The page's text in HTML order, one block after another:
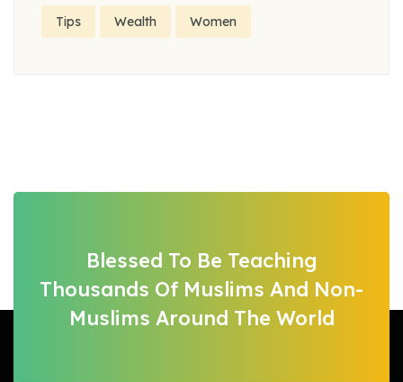
Tips Wealth Women
Blessed To Be Teaching
Thousands Of Muslims And Non-
Muslims Around The World